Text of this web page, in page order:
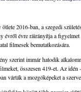
ötlete 2016-ban, a szegedi
évről évre ráirányítja a
filmesek bemutatkozására.
szerint immár hatodik
összesen 419-et. Az
várták a mozgóképeket a